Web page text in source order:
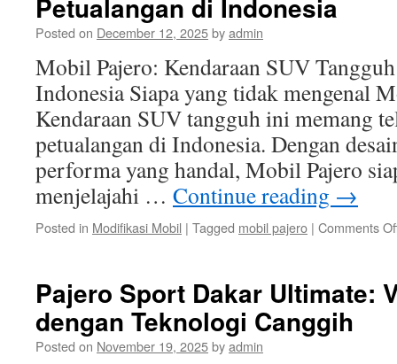
Petualangan di Indonesia
Posted on December 12, 2025byadmin
Mobil Pajero: Kendaraan SUV
Indonesia Siapa yang tidak mengenal
Kendaraan SUV tangguh ini memang
petualangan di Indonesia. Dengan
performa yang handal, Mobil Pajero
menjelajahi … Continue reading →
Posted in Modifikasi Mobil | Tagged mobil pajero | Comments
Pajero Sport Dakar Ultimate:
dengan Teknologi Canggih
Posted on November 19, 2025byadmin